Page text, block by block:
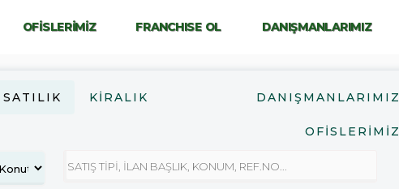
OFİSLERİMİZ FRANCHISE OL DANIŞMANLARIMIZ
SATILIK KIRALIK DANIŞMANLARIMIZ
OFİSLERİMİZ